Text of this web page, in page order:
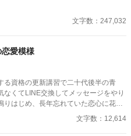
文字数：247,032
愛模様
る資格の更新講習で二十代後半の青
なくてLINE交換してメッセージをやり
りはじめ、長年忘れていた恋心に花が
十代の青年の恋模様。 その後、結婚、
そして永遠の別れまでを描いたストーリーです。 全7話
文字数：12,614